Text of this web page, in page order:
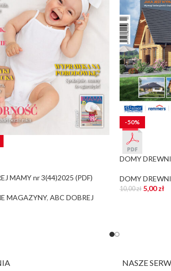
MAMY nr 3(44)2025 (PDF)
MAGAZYNY, ABC DOBREJ
-50%
DOMY
DOMY
10,00zł 5,00zł
NASZE